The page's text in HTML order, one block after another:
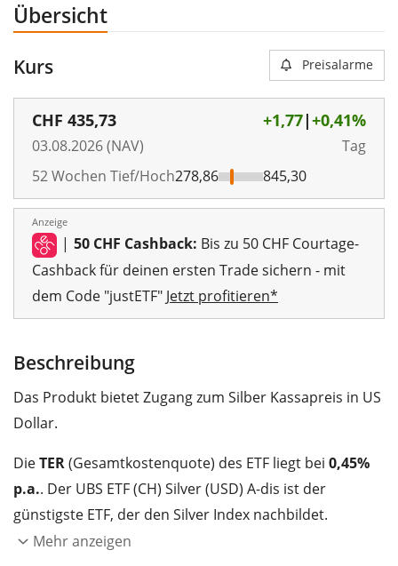
Übersicht
Kurs Preisalarme
CHF 435,73
03.08.2026 (NAV)
+1,77|+0,41%
Tag
52 Wochen Tief/Hoch278,86 845,30
Anzeige
| 50 CHF Cashback: Bis zu 50 CHF Courtage-
Cashback für deinen ersten Trade sichern - mit
dem Code "justETF" Jetzt profitieren*
Beschreibung
Das Produkt bietet Zugang zum Silber Kassapreis in US
Dollar.
DieTER(Gesamtkostenquote) des ETF liegt bei 0,45%
p.a.. Der UBS ETF (CH) Silver (USD) A-dis ist der
günstigste ETF, der den Silver Index nachbildet.
Der UBS ETF (CH) Silver (USD) A-dis hat ein
Mehr anzeigen